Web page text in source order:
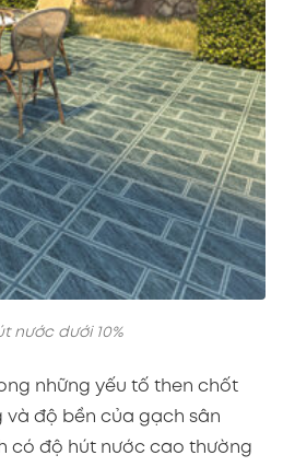
nước dưới 10%
những yếu tố then chốt
độ bền của gạch sân
có độ hút nước cao thường